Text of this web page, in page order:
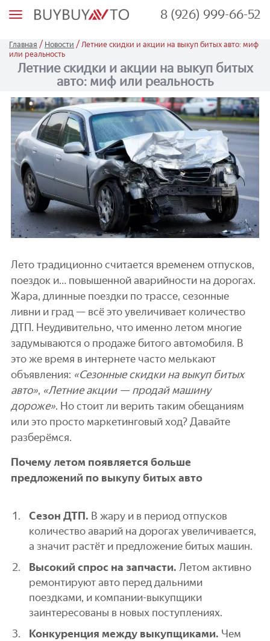
М
ю
8 (926) 999-66-52
Главная / Новости / Летние скидки и акции на выкуп битых авто: миф
или реальность
Летние скидки и акции на выкуп битых
авто: миф или реальность
Лето традиционно считается временем отпусков,
поездок и… повышенной аварийности на дорогах.
Жара, длинные поездки по трассе, сезонные
ливни и град — всё это увеличивает количество
ДТП. Неудивительно, что именно летом многие
задумываются о продаже битого автомобиля. В
это же время в интернете часто мелькают
объявления: «Сезонные скидки на выкуп битых
авто», «Летние акции — продай машину
дороже». Но стоит ли верить таким обещаниям
или это просто маркетинговый ход? Давайте
разберёмся.
Почему летом появляется больше
предложений по выкупу битых авто
Сезон ДТП. В жару и в период отпусков
количество аварий на дорогах увеличивается,
а значит растёт и предложение битых машин.
Высокий спрос на запчасти. Летом активно
ремонтируют авто перед дальними
поездками, и компании-выкупщики
заинтересованы в новых поступлениях.
Конкуренция между выкупщиками. Чем